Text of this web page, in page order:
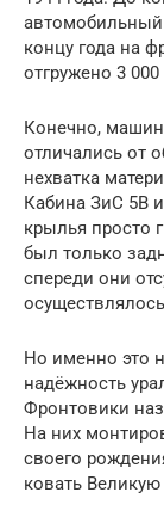
концу года на
отгружено 3
Конечно,
отличались от
нехватка
Кабина ЗиС 5В
крылья просто
был только
спереди они
Но именно это
надёжность
Фронтовики
На них
своего
ковать